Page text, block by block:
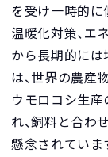
を受け一時的に
温暖化対策、エ
から長期的には
は、世界の農産
ウモロコシ生
れ、飼料と合わ
懸念されていま